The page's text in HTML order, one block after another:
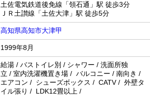
土佐電気鉄道後免線「領石通」駅 徒歩3分
ＪＲ土讃線「土佐大津」駅 徒歩5分
高知県高知市大津甲
1999年8月
給湯 / バストイレ別 / シャワー / 洗面所独
立 / 室内洗濯機置き場 / バルコニー / 南向き /
エアコン / シューズボックス / CATV / 外壁タ
イル張り / LDK12畳以上 /